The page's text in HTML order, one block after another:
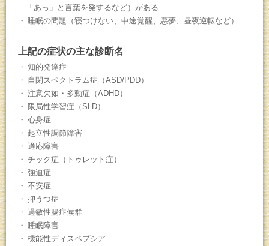
「あっ」と言葉を発するなど）がある
睡眠の問題（寝つけない、中途覚醒、悪夢、昼夜逆転など）
上記の症状の主な診断名
知的発達症
自閉スペクトラム症（ASD/PDD）
注意欠如・多動症（ADHD）
限局性学習症（SLD）
心身症
起立性調節障害
適応障害
チック症（トゥレット症）
強迫症
不安症
抑うつ症
過敏性腸症候群
睡眠障害
機能性ディスペプシア